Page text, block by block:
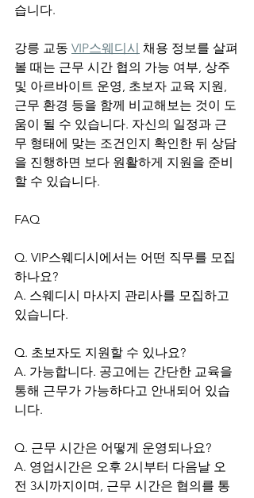
습니다.
강릉 교동 VIP스웨디시 채용 정보를 살펴
볼 때는 근무 시간 협의 가능 여부, 상주
및 아르바이트 운영, 초보자 교육 지원,
근무 환경 등을 함께 비교해보는 것이 도
움이 될 수 있습니다. 자신의 일정과 근
무 형태에 맞는 조건인지 확인한 뒤 상담
을 진행하면 보다 원활하게 지원을 준비
할 수 있습니다.
FAQ
Q. VIP스웨디시에서는 어떤 직무를 모집
하나요?
A. 스웨디시 마사지 관리사를 모집하고
있습니다.
Q. 초보자도 지원할 수 있나요?
A. 가능합니다. 공고에는 간단한 교육을
통해 근무가 가능하다고 안내되어 있습
니다.
Q. 근무 시간은 어떻게 운영되나요?
A. 영업시간은 오후 2시부터 다음날 오
전 3시까지이며, 근무 시간은 협의를 통